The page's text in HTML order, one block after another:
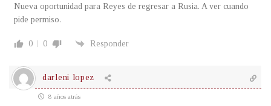
Nueva oportunidad para Reyes de regresar a Rusia. A ver cuando
pide permiso.
0 0 Responder
darleni lopez
8 años atrás